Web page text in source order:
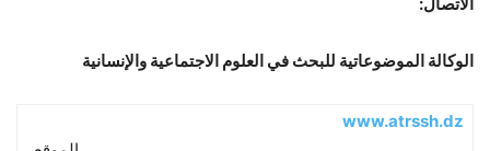
الوكالة الموضوعاتية للبحث في العلوم الاجتماعية والإنسانية
www.atrssh.dz